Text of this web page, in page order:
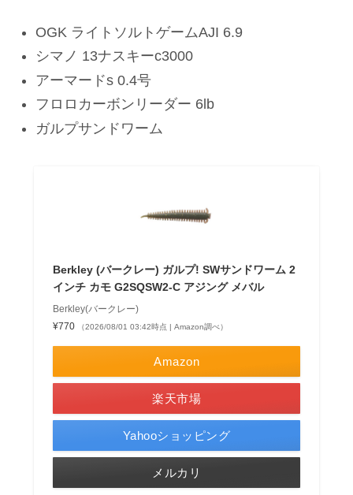
OGK ライトソルトゲームAJI 6.9
シマノ 13ナスキーc3000
アーマードs 0.4号
フロロカーボンリーダー 6lb
ガルプサンドワーム
Berkley (バークレー) ガルプ! SWサンドワーム 2
インチ カモ G2SQSW2-C アジング メバル
Berkley(バークレー)
¥770
（2026/08/01 03:42時点 | Amazon調べ）
Amazon
楽天市場
Yahooショッピング
メルカリ